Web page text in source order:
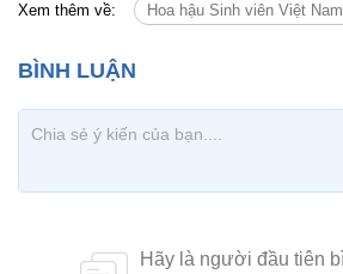
Xem thêm về: Hoa hậu Sinh viên Việt Nam